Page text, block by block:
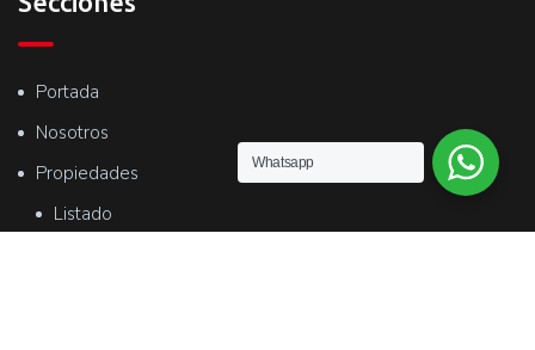
Portada
Nosotros
Propiedades
Listado
Whatsapp